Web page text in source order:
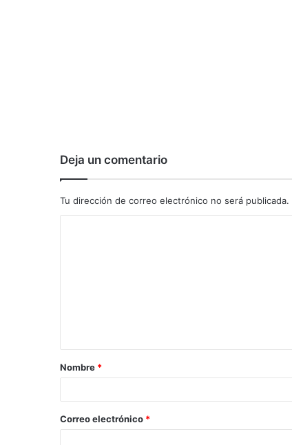
Deja un comentario
Tu dirección de correo electrónico no será publicada.
a
r
*
Nombre *
Correo electrónico *